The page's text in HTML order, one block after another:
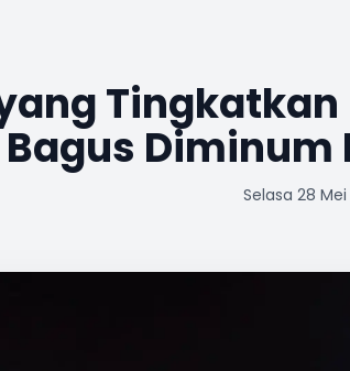
Tingkatkan
Diminum
Selasa 28 Mei